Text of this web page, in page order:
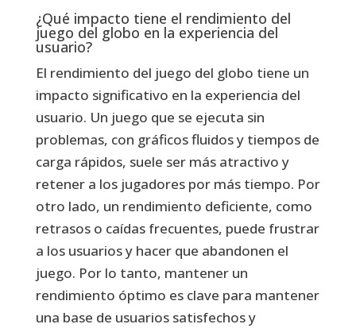
¿Qué impacto tiene el rendimiento del
juego del globo en la experiencia del
usuario?
El rendimiento del juego del globo tiene un
impacto significativo en la experiencia del
usuario. Un juego que se ejecuta sin
problemas, con gráficos fluidos y tiempos de
carga rápidos, suele ser más atractivo y
retener a los jugadores por más tiempo. Por
otro lado, un rendimiento deficiente, como
retrasos o caídas frecuentes, puede frustrar
a los usuarios y hacer que abandonen el
juego. Por lo tanto, mantener un
rendimiento óptimo es clave para mantener
una base de usuarios satisfechos y